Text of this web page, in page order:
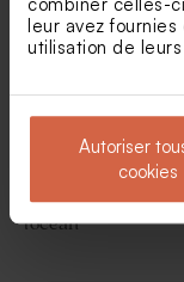
leur avez
utilisation de
Autoriser
cookies
Sticker baptême
l'océan